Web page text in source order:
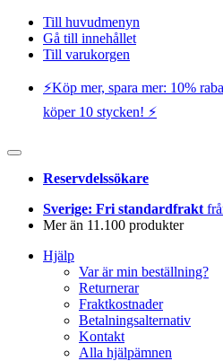
Till huvudmenyn
Gå till innehållet
Till varukorgen
⚡️Köp mer, spara mer: 10%
köper 10 stycken! ⚡️
Reservdelssökare
Sverige: Fri standardfrakt
Mer än 11.100 produkter
Hjälp
Var är min beställning?
Returnerar
Fraktkostnader
Betalningsalternativ
Kontakt
Alla hjälpämnen